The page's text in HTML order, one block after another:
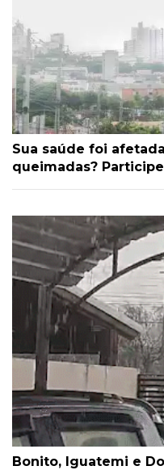
Sua saúde foi
queimadas?
Bonito, Iguatemi e